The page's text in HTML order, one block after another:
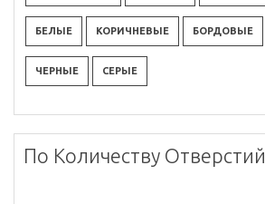
БЕЛЫЕ КОРИЧНЕВЫЕ БОРДОВЫЕ
ЧЕРНЫЕ СЕРЫЕ
По Количеству Отверстий